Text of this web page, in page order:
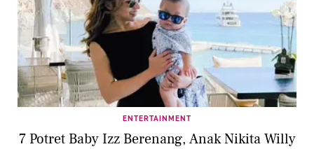
ENTERTAINMENT
7 Potret Baby Izz Berenang, Anak Nikita Willy